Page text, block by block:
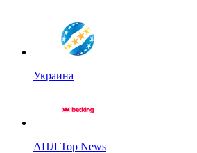
Украина
АПЛ Top News